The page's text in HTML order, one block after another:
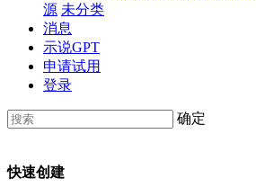
源 未分类
消息
示说GPT
申请试用
登录
确定
快速创建